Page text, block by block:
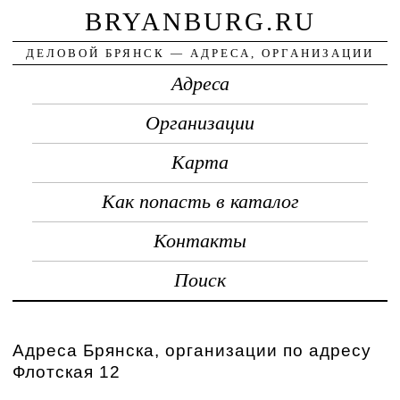
BRYANBURG.RU
ДЕЛОВОЙ БРЯНСК — АДРЕСА, ОРГАНИЗАЦИИ
Адреса
Организации
Карта
Как попасть в каталог
Контакты
Поиск
Адреса Брянска, организации по адресу
Флотская 12